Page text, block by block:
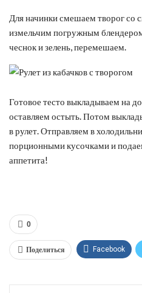
Для начинки смешаем творог со
измельчим погружным
чеснок и зелень, перемешаем.
Готовое тесто выкладываем на
оставляем остыть. Потом
в рулет. Отправляем в
порционными кусочками и
аппетита!
0
Поделиться Facebook